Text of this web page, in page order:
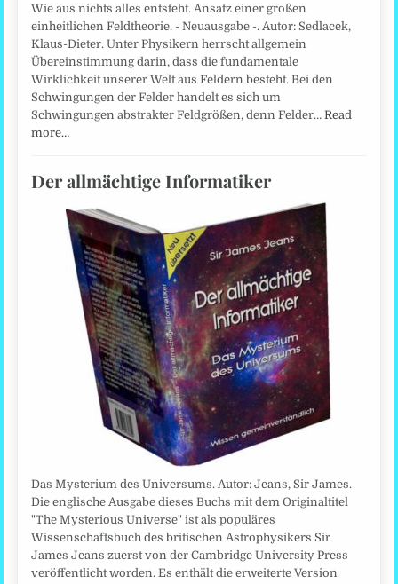
Wie aus nichts alles entsteht. Ansatz einer großen
einheitlichen Feldtheorie. - Neuausgabe -. Autor: Sedlacek,
Klaus-Dieter. Unter Physikern herrscht allgemein
Übereinstimmung darin, dass die fundamentale
Wirklichkeit unserer Welt aus Feldern besteht. Bei den
Schwingungen der Felder handelt es sich um
Schwingungen abstrakter Feldgrößen, denn Felder…Read
more…
Der allmächtige Informatiker
Das Mysterium des Universums. Autor: Jeans, Sir James.
Die englische Ausgabe dieses Buchs mit dem Originaltitel
"The Mysterious Universe" ist als populäres
Wissenschaftsbuch des britischen Astrophysikers Sir
James Jeans zuerst von der Cambridge University Press
veröffentlicht worden. Es enthält die erweiterte Version